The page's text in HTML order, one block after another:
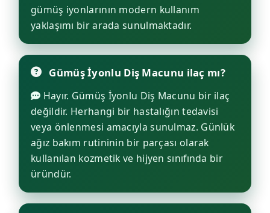
gümüş iyonlarının modern kullanım
yaklaşımı bir arada sunulmaktadır.
Gümüş İyonlu Diş Macunu ilaç mı?
Hayır. Gümüş İyonlu Diş Macunu bir ilaç
değildir. Herhangi bir hastalığın tedavisi
veya önlenmesi amacıyla sunulmaz. Günlük
ağız bakım rutininin bir parçası olarak
kullanılan kozmetik ve hijyen sınıfında bir
üründür.